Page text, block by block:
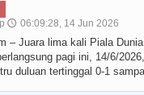
🕔 06:09:28, 14 Jun 2026
– Juara lima kali Piala
pagi ini, 14/6/
duluan tertinggal 0-1